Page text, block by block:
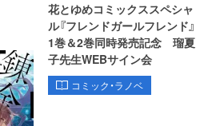
花とゆめコミックススペシャ
ル『フレンドガールフレンド』
1巻＆2巻同時発売記念 瑠夏
子先生WEBサイン会
コミック・ラノベ